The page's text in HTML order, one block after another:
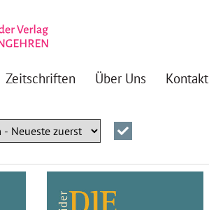
Zeitschriften Über Uns Kontakt